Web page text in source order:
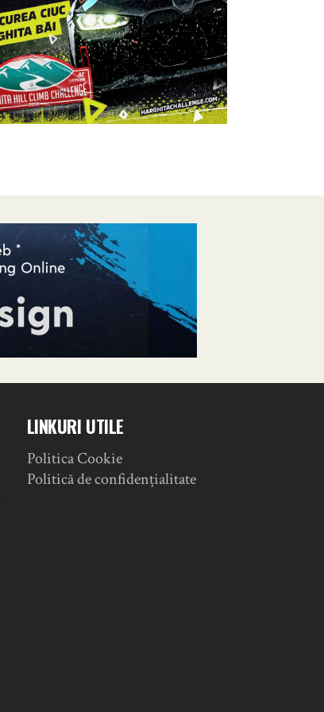
LINKURI UTILE
Politica Cookie
Politică de confidențialitate